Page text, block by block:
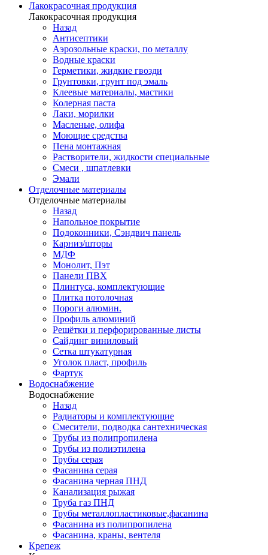
Лакокрасочная продукция
Лакокрасочная продукция
Назад
Антисептики
Аэрозольные краски, по металлу
Водные краски
Герметики, жидкие гвозди
Грунтовки, грунт под эмаль
Клеевые материалы, мастики
Колерная паста
Лаки, морилки
Масленые, олифа
Моющие средства
Пена монтажная
Растворители, жидкости специальные
Смеси , шпатлевки
Эмали
Отделочные материалы
Отделочные материалы
Назад
Напольное покрытие
Подоконники, Сэндвич панель
Карниз/шторы
МДФ
Монолит, Пэт
Панели ПВХ
Плинтуса, комплектующие
Плитка потолочная
Пороги алюмин.
Профиль алюминий
Решётки и перфорированные листы
Сайдинг виниловый
Сетка штукатурная
Уголок пласт, профиль
Фартук
Водоснабжение
Водоснабжение
Назад
Радиаторы и комплектующие
Смесители, подводка сантехническая
Трубы из полипропилена
Трубы из полиэтилена
Трубы серая
Фасанина серая
Фасанина черная ПНД
Канализация рыжая
Труба газ ПНД
Трубы металлопластиковые,фасанина
Фасанина из полипропилена
Фасанина, краны, вентеля
Крепеж